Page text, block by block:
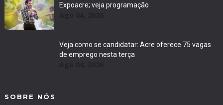
Expoacre; veja programação
Veja como se candidatar: Acre oferece 75 vagas
de emprego nesta terça
SOBRE NÓS